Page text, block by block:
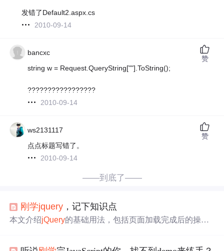
发错了Default2.aspx.cs
2010-09-14
bancxc
string w = Request.QueryString[""].ToString();
?????????????????
2010-09-14
赞
ws2131117
点点标题写错了。
2010-09-14
赞
——到底了——
刚学jquery ，记下知识点
本文介绍jQuery的基础用法，包括页面加载完成后的操